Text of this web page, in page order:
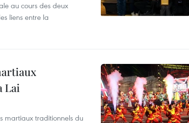
au cours des deux
liens entre la
Lai
martiaux traditionnels du